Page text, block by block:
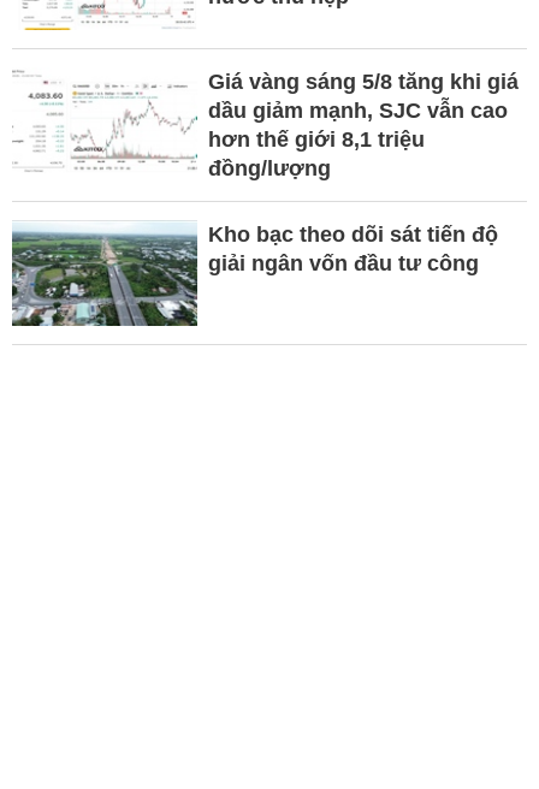
Giá vàng sáng 5/8 tăng khi giá
dầu giảm mạnh, SJC vẫn cao
hơn thế giới 8,1 triệu
đồng/lượng
Kho bạc theo dõi sát tiến độ
giải ngân vốn đầu tư công